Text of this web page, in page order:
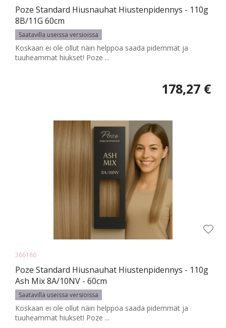
Poze Standard Hiusnauhat Hiustenpidennys - 110g
8B/11G 60cm
Saatavilla useissa versioissa
Koskaan ei ole ollut näin helppoa saada pidemmät ja
tuuheammat hiukset! Poze ...
178,27 €
366186
Poze Standard Hiusnauhat Hiustenpidennys - 110g
Ash Mix 8A/10NV - 60cm
Saatavilla useissa versioissa
Koskaan ei ole ollut näin helppoa saada pidemmät ja
tuuheammat hiukset! Poze ...